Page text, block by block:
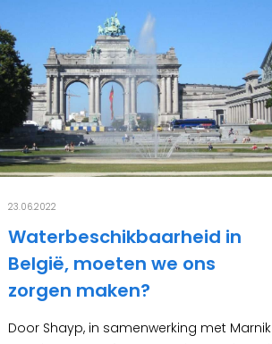
23.06.2022
Waterbeschikbaarheid in
België, moeten we ons
zorgen maken?
Door Shayp, in samenwerking met Marnik